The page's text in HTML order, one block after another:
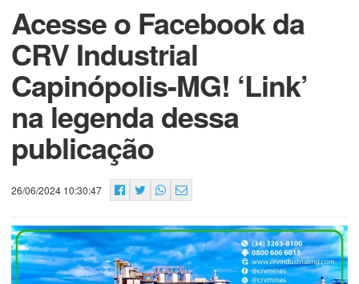
Acesse o Facebook da
CRV Industrial
Capinópolis-MG! ‘Link’
na legenda dessa
publicação
26/06/2024 10:30:47